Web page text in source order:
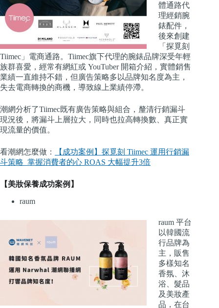
體通路代
理經銷腕
錶配件，
後來創建
「探覓刻
Tiimec」電商通路。 Tiimec旗下代理的腕錶品牌深受年輕
族群喜愛，經常有網紅或 YouTuber 開箱介紹，實體銷售
業績一直維持不錯，但廣告策略多以品牌知名度為主，
失去電商轉換的商機，導致線上業績停滯。
潮網分析了Tiimec既有廣告策略與組合，釐清行銷漏斗
現況後，將漏斗上層拉大，同時也拉高轉換數、真正實
現流量的價值。
看潮網怎麼做：
【成功案例】探覓刻 Tiimec 運用行銷漏
斗策略 掌握消費者的心 ROAS 大幅提升3倍
【美妝保養成功案例】
raum
raum 平台
以韓國流
行品牌為
主，販售
多樣知名
香氛、沐
浴、髮品
及美妝產
品，在台